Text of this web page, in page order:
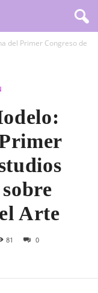
del Primer Congreso de
Arte
81 0